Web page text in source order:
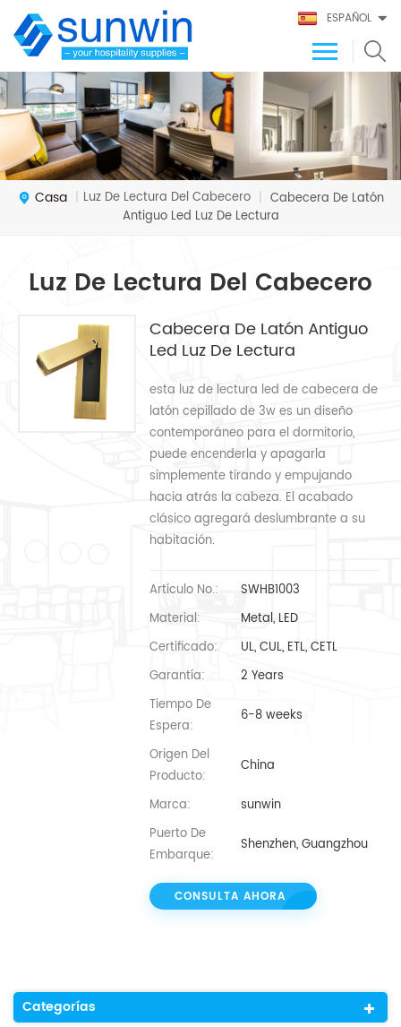
ESPAÑOL
Casa | Luz De Lectura Del Cabecero | Cabecera De Latón
Antiguo Led Luz De Lectura
Luz De Lectura Del Cabecero
Cabecera De Latón Antiguo
Led Luz De Lectura
esta luz de lectura led de cabecera de
latón cepillado de 3w es un diseño
contemporáneo para el dormitorio,
puede encenderla y apagarla
simplemente tirando y empujando
hacia atrás la cabeza. El acabado
clásico agregará deslumbrante a su
habitación.
Artículo No.:
SWHB1003
Material:
Metal, LED
Certificado:
UL, CUL, ETL, CETL
Garantía:
2 Years
Tiempo De
Espera:
6-8 weeks
Origen Del
Producto:
China
Marca:
sunwin
Puerto De
Embarque:
Shenzhen, Guangzhou
CONSULTA AHORA
Categorías